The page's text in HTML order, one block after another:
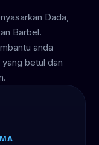
Dada,
Barbel.
anda
betul dan